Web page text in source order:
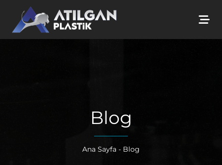
Blog
Ana Sayfa - Blog